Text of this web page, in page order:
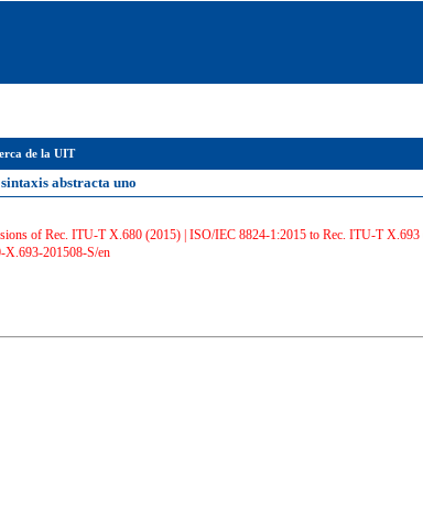
de la UIT
abstracta uno
of Rec. ITU-T X.680 (2015) | ISO/IEC 8824-1:2015 to Rec. ITU-T
201508-S/en